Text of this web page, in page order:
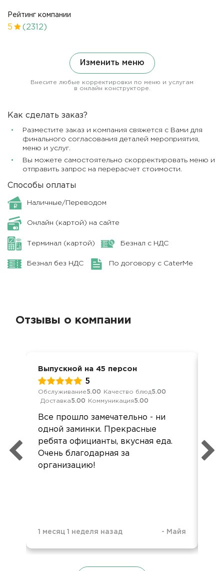
Рейтинг компании
5 (2312)
Изменить меню
Внесите любые корректировки по меню и услугам
в онлайн конструкторе.
Как сделать заказ?
Разместите заказ и компания свяжется с Вами для
финального согласования деталей мероприятия,
меню и услуг.
Вы можете самостоятельно скорректировать меню и
отправить запрос на перерасчет стоимости.
Способы оплаты
Наличные/Переводом
Онлайн (картой) на сайте
Терминал (картой) Безнал с НДС
Безнал без НДС По договору с CaterMe
Отзывы о компании
Выпускной на 45 персон
5
Обслуживание5.00 Качество блюд5.00
Доставка5.00 Коммуникация5.00
Все прошло замечательно - ни
одной заминки. Прекрасные
ребята официанты, вкусная еда.
Очень благодарная за
организацию!
1 месяц 1 неделя назад - Майя